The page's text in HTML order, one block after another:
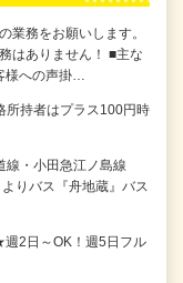
業務をお願いします。
はありません！ ■主な
様への声掛…
持者はプラス100円時
線・小田急江ノ島線
りバス『舟地蔵』バス
2日～OK！週5日フル